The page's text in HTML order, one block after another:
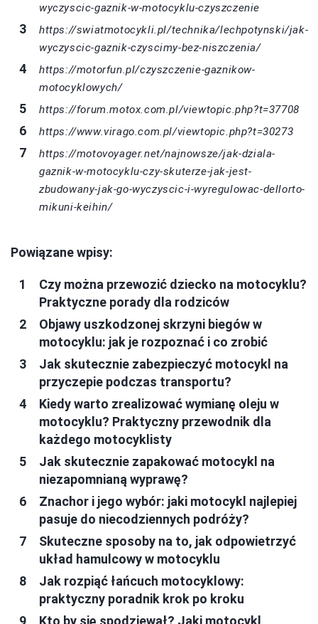
wyczyscic-gaznik-w-motocyklu-czyszczenie
https://swiatmotocykli.pl/technika/lechpotynski/jak-
wyczyscic-gaznik-czyscimy-bez-niszczenia/
https://motorfun.pl/czyszczenie-gaznikow-
motocyklowych/
https://forum.motox.com.pl/viewtopic.php?t=37708
https://www.virago.com.pl/viewtopic.php?t=30273
https://motovoyager.net/najnowsze/jak-dziala-
gaznik-w-motocyklu-czy-skuterze-jak-jest-
zbudowany-jak-go-wyczyscic-i-wyregulowac-dellorto-
mikuni-keihin/
Powiązane wpisy:
Czy można przewozić dziecko na motocyklu?
Praktyczne porady dla rodziców
Objawy uszkodzonej skrzyni biegów w
motocyklu: jak je rozpoznać i co zrobić
Jak skutecznie zabezpieczyć motocykl na
przyczepie podczas transportu?
Kiedy warto zrealizować wymianę oleju w
motocyklu? Praktyczny przewodnik dla
każdego motocyklisty
Jak skutecznie zapakować motocykl na
niezapomnianą wyprawę?
Znachor i jego wybór: jaki motocykl najlepiej
pasuje do niecodziennych podróży?
Skuteczne sposoby na to, jak odpowietrzyć
układ hamulcowy w motocyklu
Jak rozpiąć łańcuch motocyklowy:
praktyczny poradnik krok po kroku
Kto by się spodziewał? Jaki motocykl